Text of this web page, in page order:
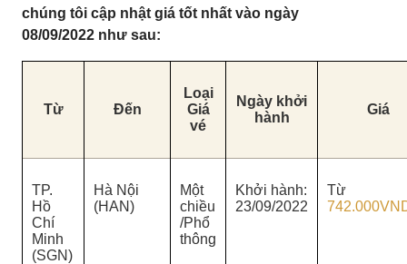
chúng tôi cập nhật giá tốt nhất vào ngày
08/09/2022 như sau:
Từ Đến
Loại
Giá
vé
Ngày khởi
hành
Giá
TP.
Hồ
Chí
Minh
(SGN)
Hà Nội
(HAN)
Một
chiều
/Phổ
thông
Khởi hành:
23/09/2022
Từ